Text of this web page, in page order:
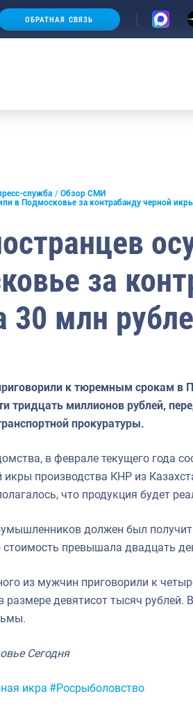
ОБРАТНАЯ СВЯЗЬ
служба
Обзор СМИ
в Подмосковье за контрабанду черной
за
30 млн
к тюремным срокам в
тридцать миллионов рублей,
прокуратуры.
в феврале текущего года
икры производства КНР из
что продукция будет
должен был
превышала двадцать
из мужчин приговорили к
девятисот тысяч рублей.
Сегодня
икра #Росрыболовство